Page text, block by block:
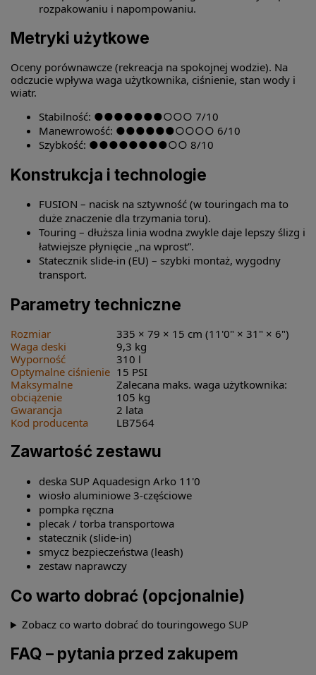
rozpakowaniu i napompowaniu.
Metryki użytkowe
Oceny porównawcze (rekreacja na spokojnej wodzie). Na
odczucie wpływa waga użytkownika, ciśnienie, stan wody i
wiatr.
Stabilność: ●●●●●●●○○○ 7/10
Manewrowość: ●●●●●●○○○○ 6/10
Szybkość: ●●●●●●●●○○ 8/10
Konstrukcja i technologie
FUSION – nacisk na sztywność (w touringach ma to
duże znaczenie dla trzymania toru).
Touring – dłuższa linia wodna zwykle daje lepszy ślizg i
łatwiejsze płynięcie „na wprost”.
Statecznik slide-in (EU) – szybki montaż, wygodny
transport.
Parametry techniczne
Rozmiar
335 × 79 × 15 cm (11'0" × 31" × 6")
Waga deski
9,3 kg
Wyporność
310 l
Optymalne ciśnienie 15 PSI
Maksymalne
obciążenie
Zalecana maks. waga użytkownika:
105 kg
Gwarancja
2 lata
Kod producenta
LB7564
Zawartość zestawu
deska SUP Aquadesign Arko 11'0
wiosło aluminiowe 3-częściowe
pompka ręczna
plecak / torba transportowa
statecznik (slide-in)
smycz bezpieczeństwa (leash)
zestaw naprawczy
Co warto dobrać (opcjonalnie)
Zobacz co warto dobrać do touringowego SUP
FAQ – pytania przed zakupem